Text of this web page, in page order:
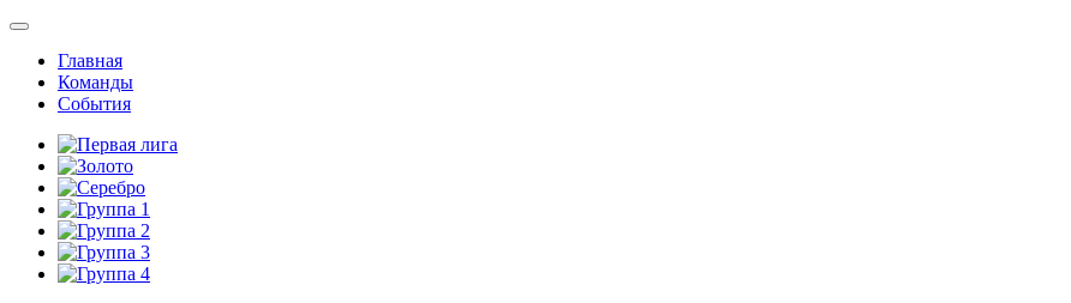
Главная
Команды
События